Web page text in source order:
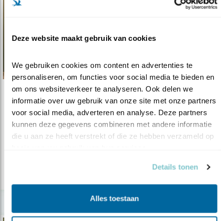
Deze website maakt gebruik van cookies
We gebruiken cookies om content en advertenties te
personaliseren, om functies voor social media te bieden en
om ons websiteverkeer te analyseren. Ook delen we
informatie over uw gebruik van onze site met onze partners
voor social media, adverteren en analyse. Deze partners
kunnen deze gegevens combineren met andere informatie
die u aan ze heeft verstrekt of die ze hebben verzameld op
Details tonen
Alles toestaan
Nieuws
‘Bevolkingsregister' voor vogels
06.03.14
Vogelbescherming stimuleert onderzoek naar